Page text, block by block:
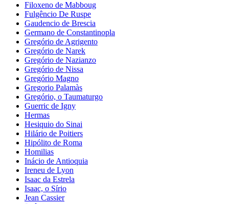
Filoxeno de Mabboug
Fulgêncio De Ruspe
Gaudencio de Brescia
Germano de Constantinopla
Gregório de Agrigento
Gregório de Narek
Gregório de Nazianzo
Gregório de Nissa
Gregório Magno
Gregorio Palamàs
Gregório, o Taumaturgo
Guerric de Igny
Hermas
Hesiquio do Sinai
Hilário de Poitiers
Hipólito de Roma
Homilias
Inácio de Antioquia
Ireneu de Lyon
Isaac da Estrela
Isaac, o Sírio
Jean Cassier